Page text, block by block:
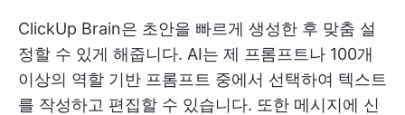
ClickUp Brain은 초안을 빠르게 생성한 후 맞춤 설
정할 수 있게 해줍니다. AI는 제 프롬프트나 100개
이상의 역할 기반 프롬프트 중에서 선택하여 텍스트
를 작성하고 편집할 수 있습니다. 또한 메시지에 신